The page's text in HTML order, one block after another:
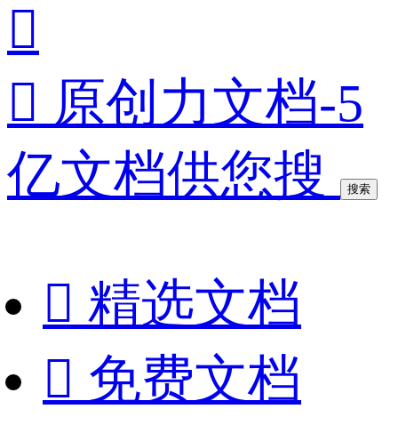

 原创力文档-5
亿文档供您搜
搜索
 精选文档
 免费文档